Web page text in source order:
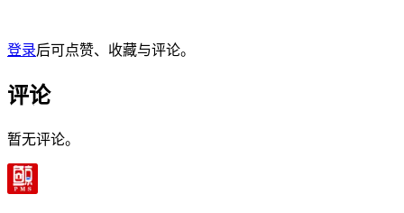
登录后可点赞、收藏与评论。
评论
暂无评论。